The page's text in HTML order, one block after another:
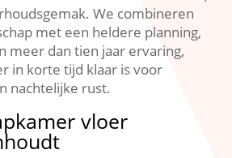
We combineren
met een heldere planning,
meer dan tien jaar ervaring,
in korte tijd klaar is voor
nachtelijke rust.​
vloer